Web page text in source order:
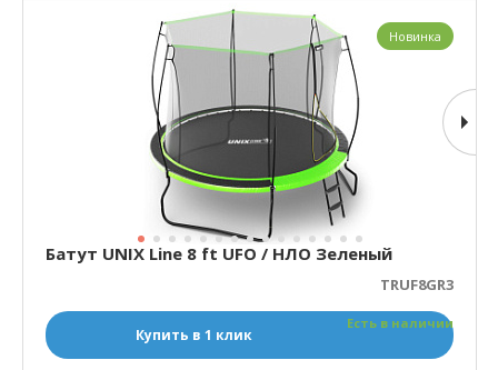
Батут UNIX Line 8 ft UFO / НЛО Зеленый
TRUF8GR3
Есть в наличии
Купить в 1 клик
Новинка